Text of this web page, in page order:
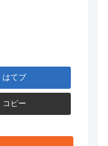
はてブ
コピー